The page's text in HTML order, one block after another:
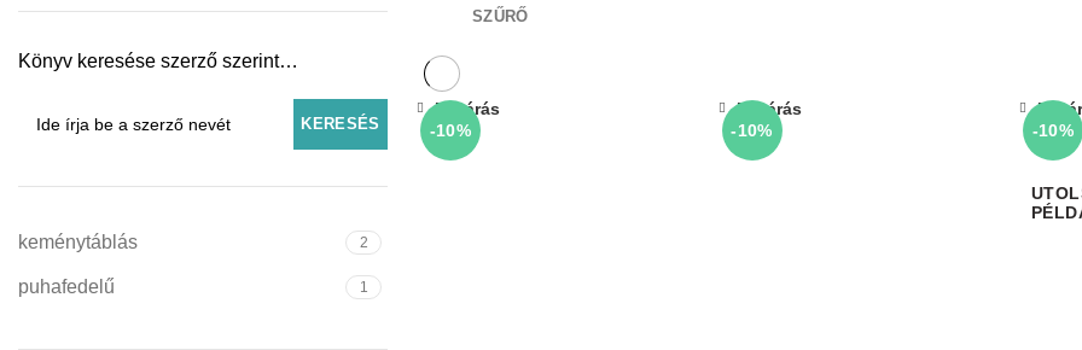
Könyv keresése szerző szerint…
keménytáblás 2
puhafedelű 1
SZŰRŐ
-10%
Bezárás
-10%
Bezárás
-10%